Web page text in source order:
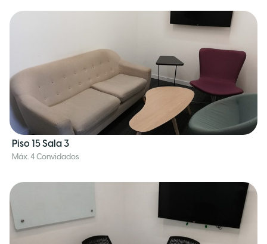
Piso 15 Sala 3
Máx. 4 Convidados